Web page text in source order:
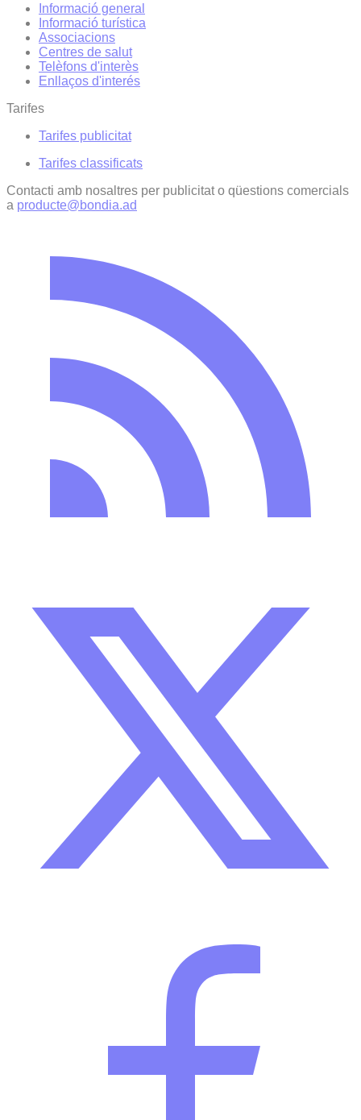
Informació general
Informació turística
Associacions
Centres de salut
Telèfons d'interès
Enllaços d'interés
Tarifes
Tarifes publicitat
Tarifes classificats
Contacti amb nosaltres per publicitat o qüestions comercials
a producte@bondia.ad